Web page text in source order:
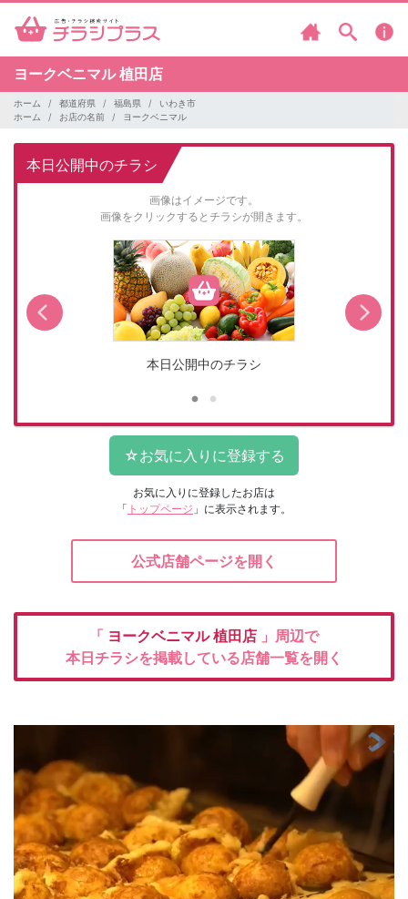
ヨークベニマル植田店
ホーム 都道府県 福島県
いわき市
ホーム
お店の名前 ヨークベニマル
本日公開中のチラシ
画像はイメージです。
画像をクリックするとチラシが開きます。
本日公開中のチラシ
お気に入りに登録したお店は
「 トップページ 」に表示されます。
公式店舗ページを開く
「 ヨークベニマル植田店 」周辺で
本日チラシを掲載している店舗一覧を開く